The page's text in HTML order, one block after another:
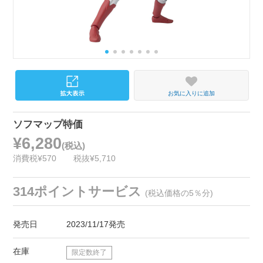
お気に入りに追加
ソフマップ特価
¥6,280(税込)
消費税¥570 税抜¥5,710
314ポイントサービス (税込価格の5％分)
発売日 2023/11/17発売
在庫 限定数終了